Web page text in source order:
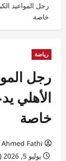
رجل المواعيد
خاصة
رياضة
رجل
الأهلي
خاصة
Ahmed Fathi
يوليو 5, 2026 (آخر تحديث: يوليو 5, 2026)